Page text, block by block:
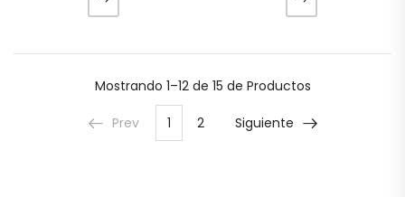
Mostrando 1–12 de 15 de Productos
Prev 1 2 Siguiente